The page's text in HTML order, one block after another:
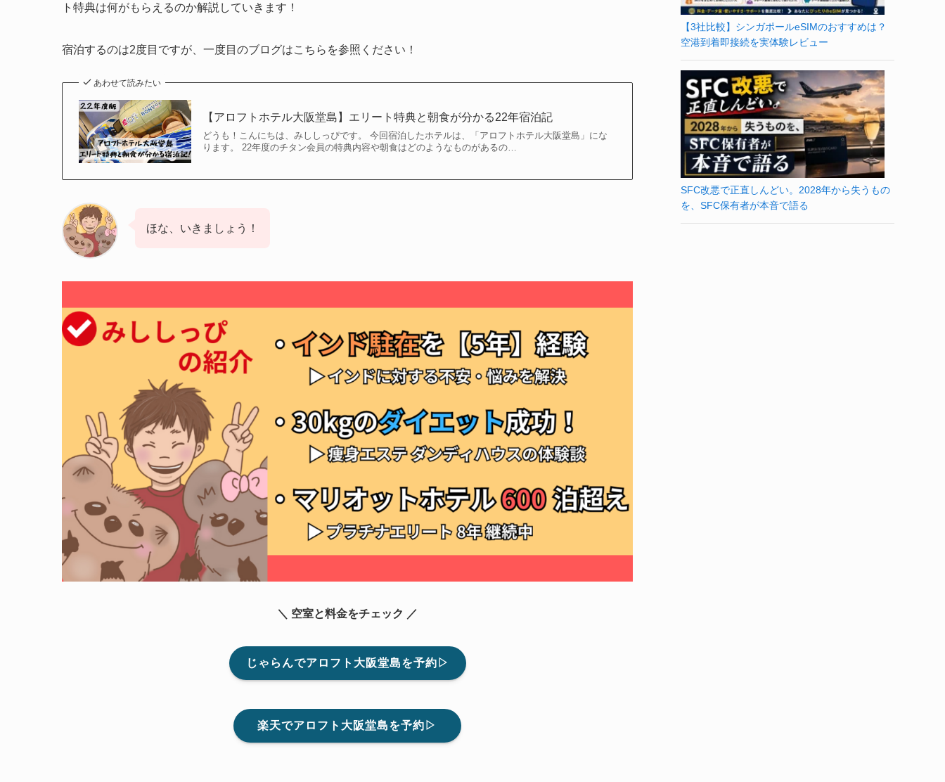
ト特典は何がもらえるのか解説していきます！
宿泊するのは2度目ですが、一度目のブログはこちらを参照ください！
あわせて読みたい
【アロフトホテル大阪堂島】エリート特典と朝食が分かる22年宿泊記
どうも！こんにちは、みししっぴです。 今回宿泊したホテルは、「アロフトホテル大阪堂島」にな
ります。 22年度のチタン会員の特典内容や朝食はどのようなものがあるの…
ほな、いきましょう！
＼ 空室と料金をチェック ／
じゃらんでアロフト大阪堂島を予約▷
楽天でアロフト大阪堂島を予約▷
【3社比較】シンガポールeSIMのおすすめは？
空港到着即接続を実体験レビュー
SFC改悪で正直しんどい。2028年から失うもの
を、SFC保有者が本音で語る